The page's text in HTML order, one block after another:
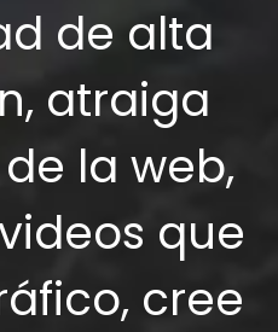
de alta
atraiga
la web,
que
cree